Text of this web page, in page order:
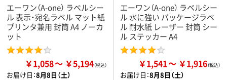
エーワン（A-one） ラベルシー
ル 表示・宛名ラベル マット紙
プリンタ兼用 封筒 A4 ノーカ
ット
￥1,058 ￥5,194
お届け日：8月8日（土）
エーワン（A-one） ラベルシー
ル 水に強い パッケージラベ
ル 耐水紙 レーザー 封筒 シー
ル ステッカー A4
￥1,541 ￥1,916
お届け日：8月8日（土）